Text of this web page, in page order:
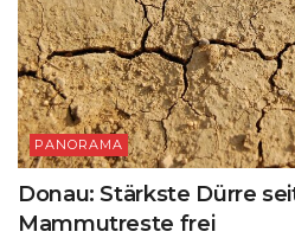
PANORAMA
Donau: Stärkste Dürre
Mammutreste frei